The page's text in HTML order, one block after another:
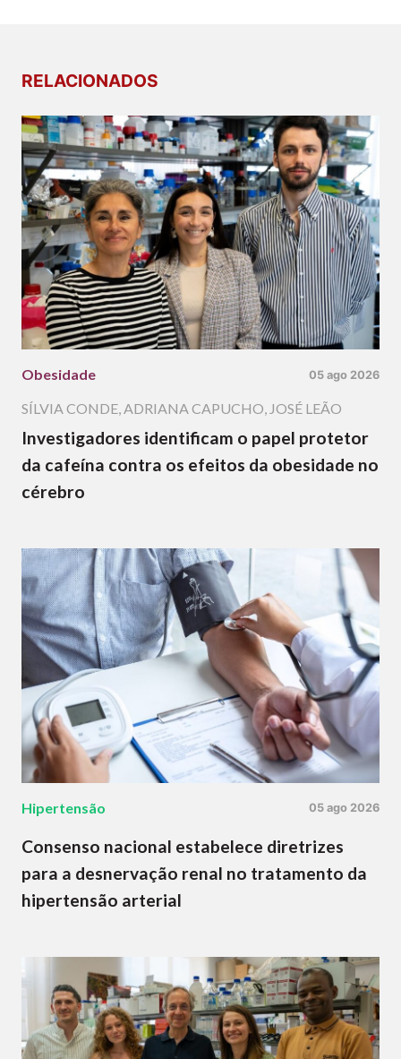
RELACIONADOS
Obesidade 05 ago 2026
SÍLVIA CONDE,ADRIANA CAPUCHO, JOSÉ LEÃO
Investigadores identificam o papel protetor
da cafeína contra os efeitos da obesidade no
cérebro
Hipertensão 05 ago 2026
Consenso nacional estabelece diretrizes
para a desnervação renal no tratamento da
hipertensão arterial